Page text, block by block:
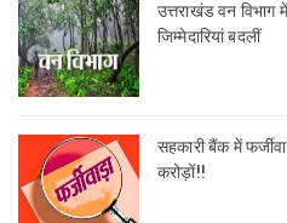
उत्तराखंड वन विभाग
जिम्मेदारियां बदलीं
सहकारी बैंक में
करोड़ों!!